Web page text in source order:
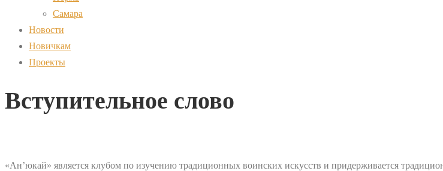
Самара
Новости
Новичкам
Проекты
Вступительное слово
«Ан’юкай» является клубом по изучению традиционных воинских искусств и придерживается